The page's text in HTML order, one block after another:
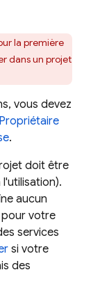
la première
dans un projet
vous devez
Propriétaire
.
doit être
aucun
votre
services
si votre
des